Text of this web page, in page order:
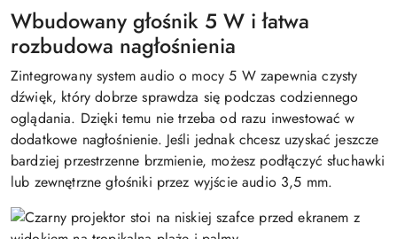
Wbudowany głośnik 5 W i łatwa
rozbudowa nagłośnienia
Zintegrowany system audio o mocy 5 W zapewnia czysty
dźwięk, który dobrze sprawdza się podczas codziennego
oglądania. Dzięki temu nie trzeba od razu inwestować w
dodatkowe nagłośnienie. Jeśli jednak chcesz uzyskać jeszcze
bardziej przestrzenne brzmienie, możesz podłączyć słuchawki
lub zewnętrzne głośniki przez wyjście audio 3,5 mm.